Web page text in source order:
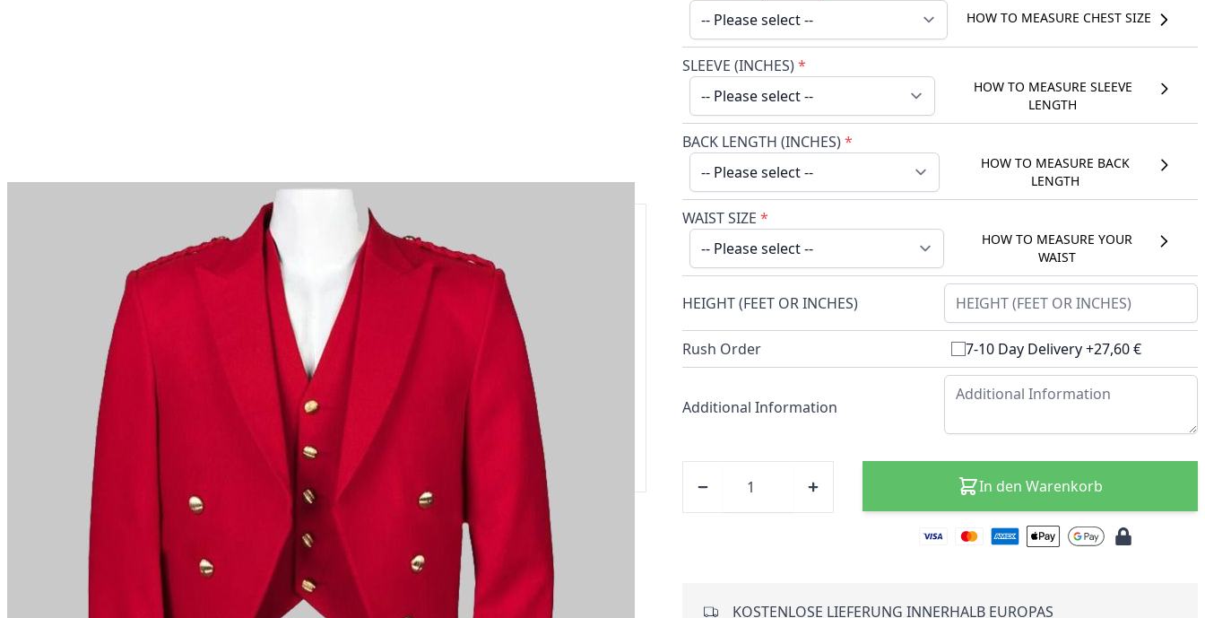
Waarom kiezen voor Schottenrock?
Vakmanschap van een kleermakersbedrijf voor meer dan 20 jaar.
Totale inzet voor klanttevredenheid.
Profiteer van onze beroemde prijsvergelijkingsaanbieding, gratis levering boven de
£200 en 14 dagen retourbeleid.
Deskundigheid wanneer u het nodig heeft
Kunt u niet vinden wat u zoekt? Ons vriendelijke, deskundige team helpt en adviseert u
graag. E-mail.
support@kiltandmore.com
Misschien wil je een aangepaste bestelling zien? neem contact op met onze geweldige
klantenservice!
HOW TO MEASURE CHEST SIZE
SLEEVE (INCHES)*
HOW TO MEASURE SLEEVE
LENGTH
BACK LENGTH (INCHES)*
HOW TO MEASURE BACK
LENGTH
WAIST SIZE *
HOW TO MEASURE YOUR
WAIST
HEIGHT (FEET OR INCHES)
Rush Order 7-10 Day Delivery +27,60 €
Additional Information
In den Warenkorb
KOSTENLOSE LIEFERUNG INNERHALB EUROPAS